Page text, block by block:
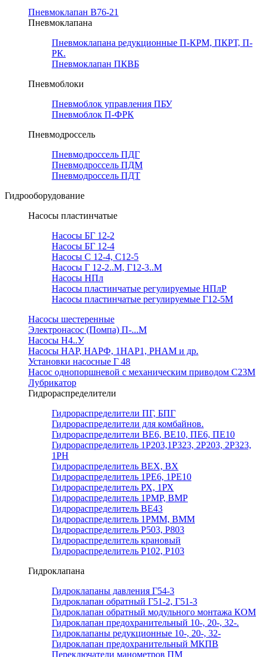
Пневмоклапан В76-21
Пневмоклапана
Пневмоклапана редукционные П-КРМ, ПКРТ, П-
РК.
Пневмоклапан ПКВБ
Пневмоблоки
Пневмоблок управления ПБУ
Пневмоблок П-ФРК
Пневмодроссель
Пневмодроссель ПДГ
Пневмодроссель ПДМ
Пневмодроссель ПДТ
Гидрооборудование
Насосы пластинчатые
Насосы БГ 12-2
Насосы БГ 12-4
Насосы С 12-4, С12-5
Насосы Г 12-2..М, Г12-3..М
Насосы НПл
Насосы пластинчатые регулируемые НПлР
Насосы пластинчатые регулируемые Г12-5М
Насосы шестеренные
Электронасос (Помпа) П-...М
Насосы Н4..У
Насосы НАР, НАРФ, 1НАР1, РНАМ и др.
Установки насосные Г 48
Насос однопоршневой с механическим приводом С23М
Лубрикатор
Гидрораспределители
Гидрораспределители ПГ, БПГ
Гидрораспределители для комбайнов.
Гидрораспределители ВЕ6, ВЕ10, ПЕ6, ПЕ10
Гидрораспределитель 1Р203,1Р323, 2Р203, 2Р323,
1РН
Гидрораспределитель ВЕХ, ВХ
Гидрораспределитель 1РЕ6, 1РЕ10
Гидрораспределитель РХ, 1РХ
Гидрораспределитель 1РМР, ВМР
Гидрораспределитель ВЕ43
Гидрораспределитель 1РММ, ВММ
Гидрораспределитель Р503, Р803
Гидрораспределитель крановый
Гидрораспределитель Р102, Р103
Гидроклапана
Гидроклапаны давления Г54-3
Гидроклапан обратный Г51-2, Г51-3
Гидроклапан обратный модульного монтажа КОМ
Гидроклапан предохранительный 10-, 20-, 32-.
Гидроклапаны редукционные 10-, 20-, 32-
Гидроклапан предохранительный МКПВ
Переключатели манометров ПМ